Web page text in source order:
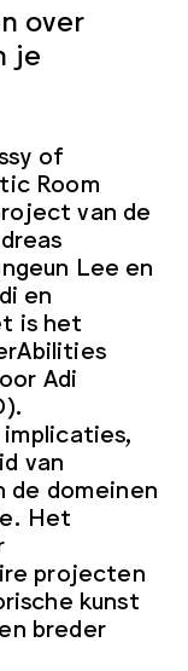
over
je
of
Room
van de
Lee en
en
is het
Adi
van
de domeinen
Het
projecten
kunst
breder